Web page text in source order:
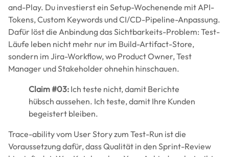
and-Play. Du investierst ein Setup-Wochenende mit API-
Tokens, Custom Keywords und CI/CD-Pipeline-Anpassung.
Dafür löst die Anbindung das Sichtbarkeits-Problem: Test-
Läufe leben nicht mehr nur im Build-Artifact-Store,
sondern im Jira-Workflow, wo Product Owner, Test
Manager und Stakeholder ohnehin hinschauen.
Claim #03: Ich teste nicht, damit Berichte
hübsch aussehen. Ich teste, damit Ihre Kunden
begeistert bleiben.
Trace-ability vom User Story zum Test-Run ist die
Voraussetzung dafür, dass Qualität in den Sprint-Review